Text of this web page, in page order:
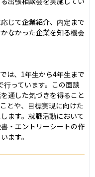
じて企業紹介、内定まで
なかった企業を知る機会
は、1年生から4年生まで
っています。この面談
通した気づきを得ること
とや、目標実現に向けた
ます。就職活動において
・エントリーシートの作
ます。